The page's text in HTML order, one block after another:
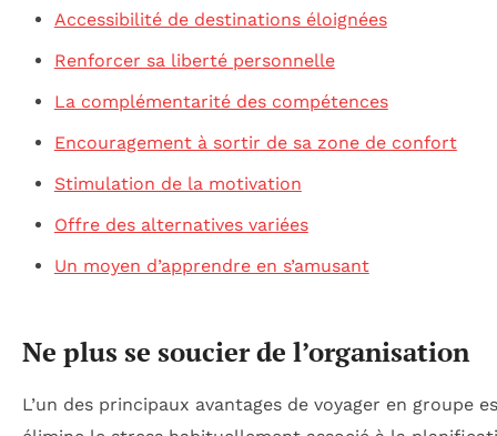
Accessibilité de destinations éloignées
Renforcer sa liberté personnelle
La complémentarité des compétences
Encouragement à sortir de sa zone de confort
Stimulation de la motivation
Offre des alternatives variées
Un moyen d’apprendre en s’amusant
Ne plus se soucier de l’organisation
L’un des principaux avantages de voyager en groupe